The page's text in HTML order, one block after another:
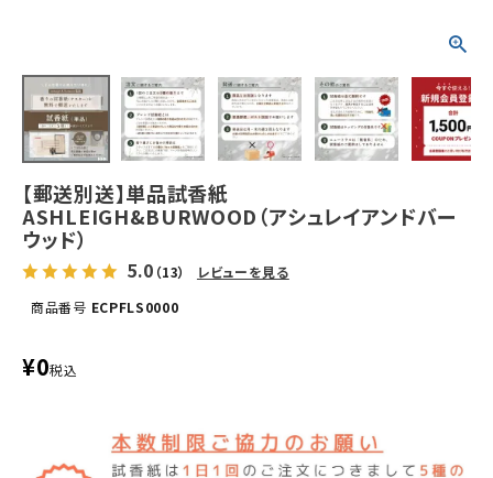
【郵送別送】単品試香紙
ASHLEIGH&BURWOOD（アシュレイアンドバー
ウッド）
5.0 （13）
レビューを見る
商品番号 ECPFLS0000
¥0税込